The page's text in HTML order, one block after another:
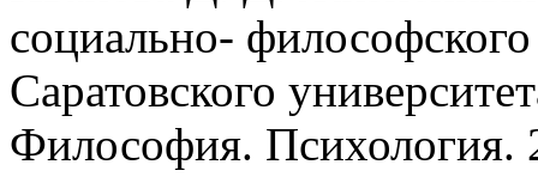
социально-
Саратовского
Философия.